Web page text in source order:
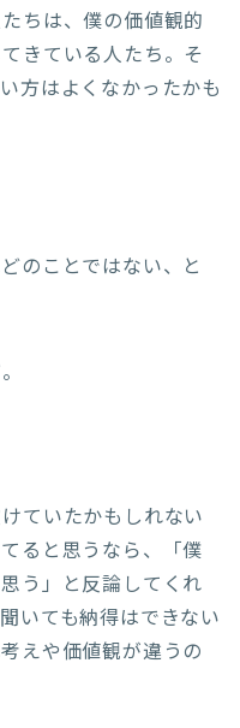
ちは、僕の価値観的
きている人たち。そ
方はよくなかったかも
のことではない、と
ていたかもしれない
ると思うなら、「僕
う」と反論してくれ
いても納得はできない
えや価値観が違うの